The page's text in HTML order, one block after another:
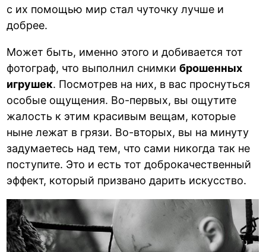
с их помощью мир стал чуточку лучше и
добрее.
Может быть, именно этого и добивается тот
фотограф, что выполнил снимкиброшенных
игрушек. Посмотрев на них, в вас проснуться
особые ощущения. Во-первых, вы ощутите
жалость к этим красивым вещам, которые
ныне лежат в грязи. Во-вторых, вы на минуту
задумаетесь над тем, что сами никогда так не
поступите. Это и есть тот доброкачественный
эффект, который призвано дарить искусство.